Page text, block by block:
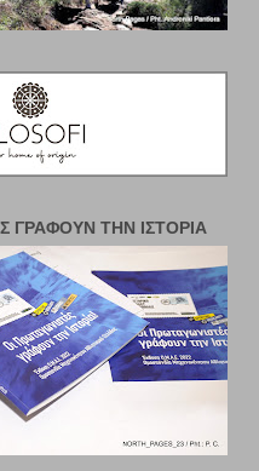
ΓΡΆΦΟΥΝ ΤΗΝ ΙΣΤΟΡΊΑ